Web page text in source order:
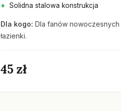
Solidna stalowa konstrukcja
Dla kogo: Dla fanów
łazienki.
45 zł